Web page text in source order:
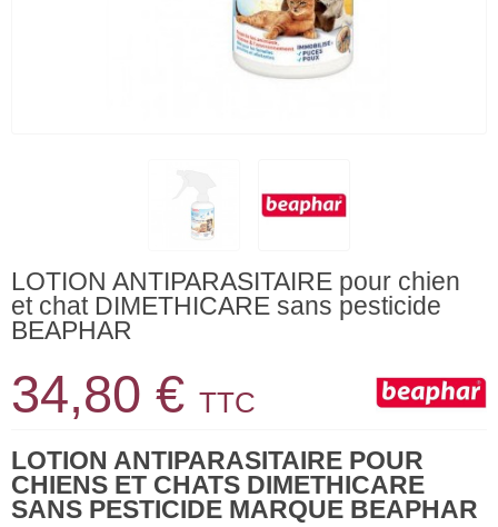
LOTION ANTIPARASITAIRE pour chien
et chat DIMETHICARE sans pesticide
BEAPHAR
34,80 € TTC
LOTION ANTIPARASITAIRE POUR
CHIENS ET CHATS DIMETHICARE
SANS PESTICIDE MARQUE BEAPHAR